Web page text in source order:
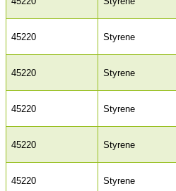
45220 Styrene
45220 Styrene
45220 Styrene
45220 Styrene
45220 Styrene